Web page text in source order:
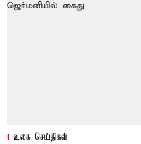
உலக செய்திகள்